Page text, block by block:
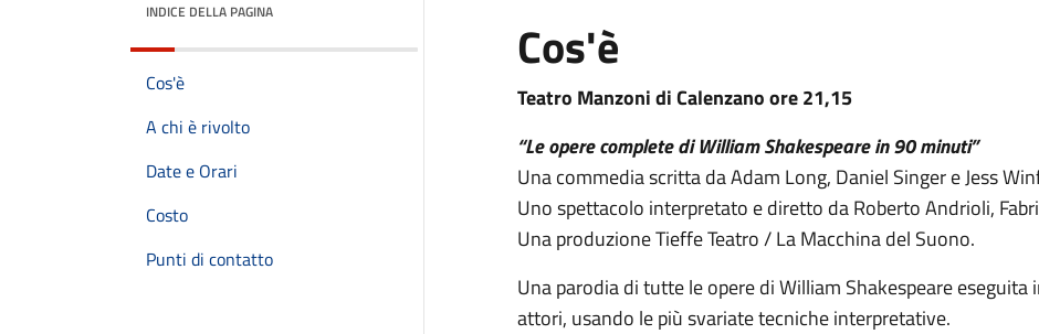
INDICE DELLA PAGINA
Cos'è
A chi è rivolto
Date e Orari
Costo
Punti di contatto
Cos'è
Teatro Manzoni di Calenzano ore 21,15
“Le opere complete di William Shakespeare in 90 minuti”
Una commedia scritta da Adam Long, Daniel Singer e Jess
Uno spettacolo interpretato e diretto da Roberto Andrioli,
Una produzione Tieffe Teatro / La Macchina del Suono.
Una parodia di tutte le opere di William Shakespeare
attori, usando le più svariate tecniche interpretative.